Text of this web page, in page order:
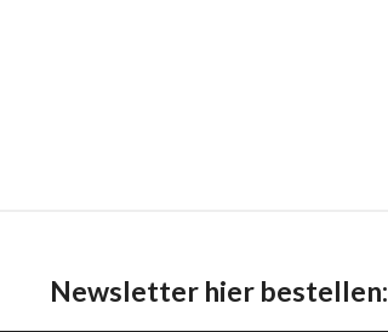
Newsletter hier bestellen: